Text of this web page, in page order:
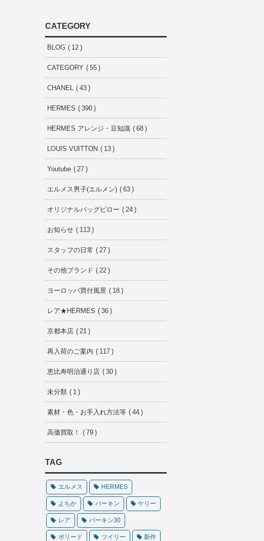
CATEGORY
BLOG 12
CATEGORY 55
CHANEL 43
HERMES 390
HERMES アレンジ・豆知識 68
LOUIS VUITTON 13
Youtube 27
エルメス男子(エルメン) 63
オリジナルバッグピロー 24
お知らせ 113
スタッフの日常 27
その他ブランド 22
ヨーロッパ買付風景 18
レア★HERMES 36
京都本店 21
再入荷のご案内 117
恵比寿明治通り店 30
未分類 1
素材・色・お手入れ方法等 44
高価買取！ 79
TAG
エルメス HERMES
よちか バーキン ケリー
レア バーキン30
ボリード ツイリー 新作